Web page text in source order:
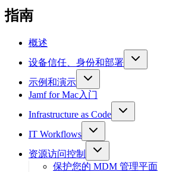
指南
概述
设备信任、身份和部署
示例和演示
Jamf for Mac入门
Infrastructure as Code
IT Workflows
资源访问控制
保护您的 MDM 管理平面